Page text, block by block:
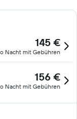
145 €
Nacht mit Gebühren
156 €
Nacht mit Gebühren